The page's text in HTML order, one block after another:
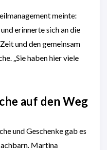
meinte:
erinnerte sich an die
und den gemeinsam
„Sie haben hier viele
auf den Weg
und Geschenke gab es
Martina